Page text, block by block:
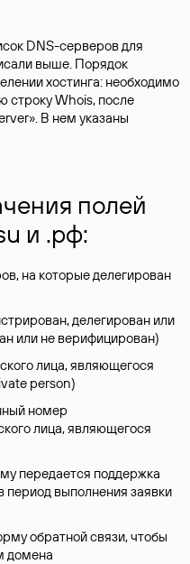
DNS-серверов для
выше. Порядок
хостинга: необходимо
строку Whois, после
В нем указаны
полей
и .рф:
на которые делегирован
делегирован или
или не верифицирован)
лица, являющегося
person)
номер
лица, являющегося
передается поддержка
выполнения заявки
обратной связи, чтобы
домена